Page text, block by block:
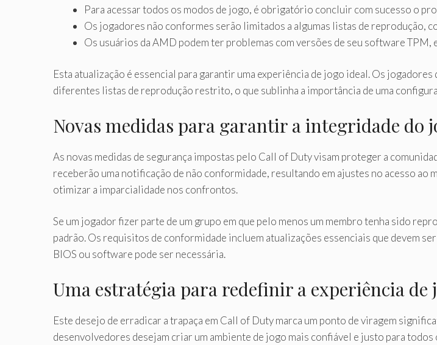
Para acessar todos os modos de jogo, é obrigatório concluir com sucesso o
Os jogadores não conformes serão limitados a algumas listas de reprodução,
Os usuários da AMD podem ter problemas com versões de seu software
Esta atualização é essencial para garantir uma experiência de jogo ideal. Os
diferentes listas de reprodução restrito, o que sublinha a importância de uma
Novas medidas para garantir a integridade do
As novas medidas de segurança impostas pelo Call of Duty visam proteger a
receberão uma notificação de não conformidade, resultando em ajustes no acesso ao
otimizar a imparcialidade nos confrontos.
Se um jogador fizer parte de um grupo em que pelo menos um membro tenha sido
padrão. Os requisitos de conformidade incluem atualizações essenciais que devem
BIOS ou software pode ser necessária.
Uma estratégia para redefinir a experiência de
Este desejo de erradicar a trapaça em Call of Duty marca um ponto de viragem
desenvolvedores desejam criar um ambiente de jogo mais confiável e justo para